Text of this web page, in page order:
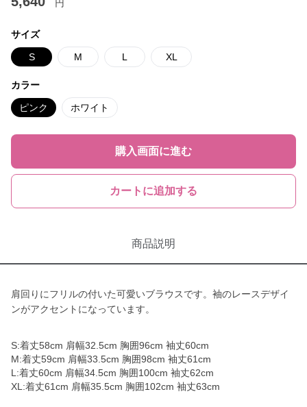
円
サイズ
S M L XL
カラー
ピンク ホワイト
購入画面に進む
カートに追加する
商品説明
肩回りにフリルの付いた可愛いブラウスです。袖のレースデザイ
ンがアクセントになっています。
S:着丈58cm 肩幅32.5cm 胸囲96cm 袖丈60cm
M:着丈59cm 肩幅33.5cm 胸囲98cm 袖丈61cm
L:着丈60cm 肩幅34.5cm 胸囲100cm 袖丈62cm
XL:着丈61cm 肩幅35.5cm 胸囲102cm 袖丈63cm